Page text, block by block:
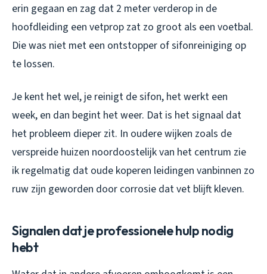
erin gegaan en zag dat 2 meter verderop in de
hoofdleiding een vetprop zat zo groot als een voetbal.
Die was niet met een ontstopper of sifonreiniging op
te lossen.
Je kent het wel, je reinigt de sifon, het werkt een
week, en dan begint het weer. Dat is het signaal dat
het probleem dieper zit. In oudere wijken zoals de
verspreide huizen noordoostelijk van het centrum zie
ik regelmatig dat oude koperen leidingen vanbinnen zo
ruw zijn geworden door corrosie dat vet blijft kleven.
Signalen dat je professionele hulp nodig
hebt